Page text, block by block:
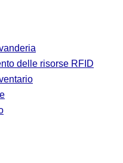
delle risorse RFID